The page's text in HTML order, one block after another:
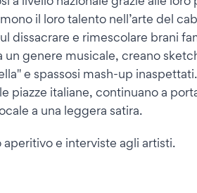
il loro talento nell’arte del
dissacrare e rimescolare brani
genere musicale, creano
e spassosi mash-up inaspettati.
piazze italiane, continuano a
a una leggera satira.
e interviste agli artisti.